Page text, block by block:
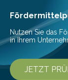
Franziska
entwickelt. Mit
Nutzen Sie das
in Ihrem
JETZT